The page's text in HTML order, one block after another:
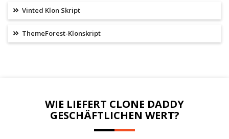
Vinted Klon Skript
ThemeForest-Klonskript
WIE LIEFERT CLONE DADDY
GESCHÄFTLICHEN WERT?